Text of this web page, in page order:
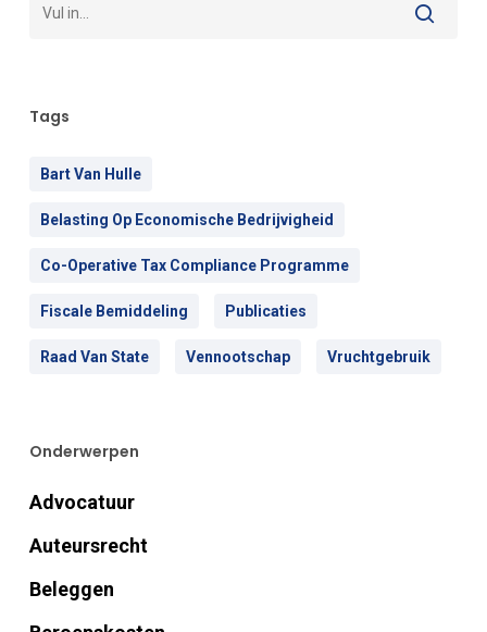
Tags
Bart Van Hulle
Belasting Op Economische Bedrijvigheid
Co-Operative Tax Compliance Programme
Fiscale Bemiddeling Publicaties
Raad Van State Vennootschap Vruchtgebruik
Onderwerpen
Advocatuur
Auteursrecht
Beleggen